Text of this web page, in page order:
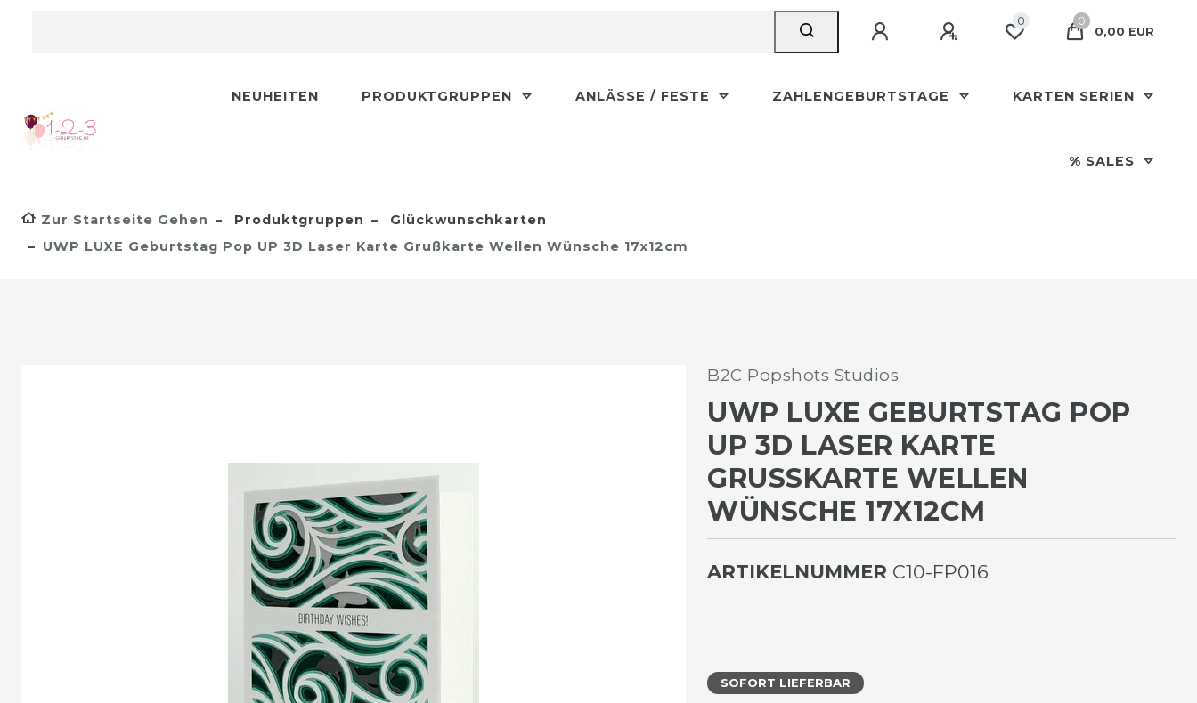
0
0
0,00 EUR
NEUHEITEN PRODUKTGRUPPEN ANLÄSSE / FESTE ZAHLENGEBURTSTAGE KARTEN SERIEN
% SALES
Zur Startseite Gehen Produktgruppen
Glückwunschkarten
UWP LUXE Geburtstag Pop UP 3D Laser Karte Grußkarte Wellen Wünsche 17x12cm
B2C Popshots Studios
UWP LUXE GEBURTSTAG POP
UP 3D LASER KARTE
GRUSSKARTE WELLEN W
ÜNSCHE 17X12CM
ARTIKELNUMMER C10-FP016
SOFORT LIEFERBAR